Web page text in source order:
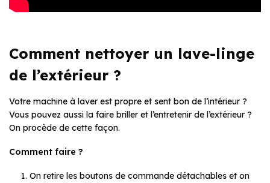
Comment nettoyer un lave-linge
de l’extérieur ?
Votre machine à laver est propre et sent bon de l’intérieur ?
Vous pouvez aussi la faire briller et l’entretenir de l’extérieur ?
On procède de cette façon.
Comment faire ?
On retire les boutons de commande détachables et on